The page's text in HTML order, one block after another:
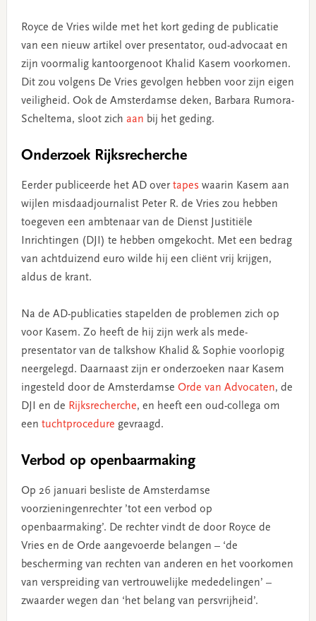
Royce de Vries wilde met het kort geding de publicatie
van een nieuw artikel over presentator, oud-advocaat en
zijn voormalig kantoorgenoot Khalid Kasem voorkomen.
Dit zou volgens De Vries gevolgen hebben voor zijn eigen
veiligheid. Ook de Amsterdamse deken, Barbara Rumora-
Scheltema, sloot zich aan bij het geding.
Onderzoek Rijksrecherche
Eerder publiceerde het AD overtapes waarin Kasem aan
wijlen misdaadjournalist Peter R. de Vries zou hebben
toegeven een ambtenaar van de Dienst Justitiële
Inrichtingen (DJI) te hebben omgekocht. Met een bedrag
van achtduizend euro wilde hij een cliënt vrij krijgen,
aldus de krant.
Na de AD-publicaties stapelden de problemen zich op
voor Kasem. Zo heeft de hij zijn werk als mede-
presentator van de talkshow Khalid & Sophie voorlopig
neergelegd. Daarnaast zijn er onderzoeken naar Kasem
ingesteld door de Amsterdamse Orde van Advocaten, de
DJI en de Rijksrecherche, en heeft een oud-collega om
een tuchtprocedure gevraagd.
Verbod op openbaarmaking
Op 26 januari besliste de Amsterdamse
voorzieningenrechter ’tot een verbod op
openbaarmaking’. De rechter vindt de door Royce de
Vries en de Orde aangevoerde belangen – ‘de
bescherming van rechten van anderen en het voorkomen
van verspreiding van vertrouwelijke mededelingen’ –
zwaarder wegen dan ‘het belang van persvrijheid’.